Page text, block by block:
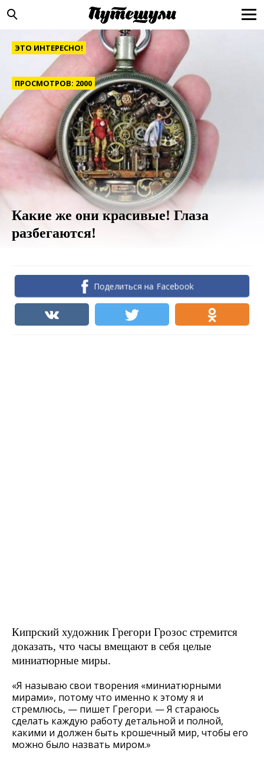
ЭТО ИНТЕРЕСНО!
ПРОСМОТРОВ: 2000
Какие же они красивые! Глаза
разбегаются!
Поделиться на Facebook
Кипрский художник Грегори Грозос стремится
доказать, что часы вмещают в себя целые
миниатюрные миры.
«Я называю свои творения «миниатюрными
мирами», потому что именно к этому я и
стремлюсь, — пишет Грегори. — Я стараюсь
сделать каждую работу детальной и полной,
какими и должен быть крошечный мир, чтобы его
можно было назвать миром.»